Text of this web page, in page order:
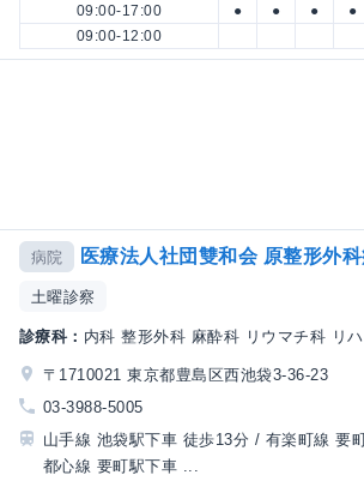
09:00-17:00
● ● ● ●
09:00-12:00
病院 医療法人社団雙和会 原整形外
土曜診察
診療科： 内科 整形外科 麻酔科 リウマチ科 リ
〒1710021 東京都豊島区西池袋3-36-23
03-3988-5005
山手線 池袋駅下車 徒歩13分 / 有楽町線 要
都心線 要町駅下車 ...